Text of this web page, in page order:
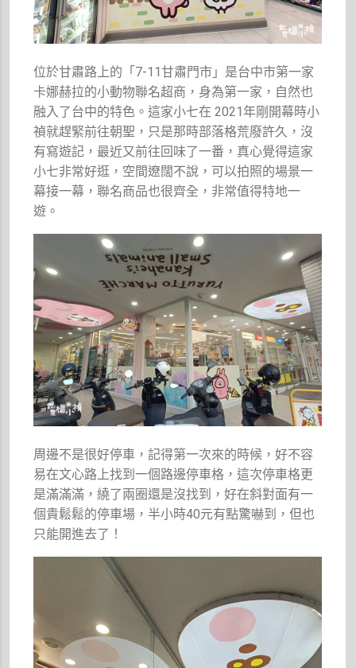
位於甘肅路上的「7-11甘肅門市」是台中市第一家
卡娜赫拉的小動物聯名超商，身為第一家，自然也
融入了台中的特色。這家小七在 2021年剛開幕時小
禎就趕緊前往朝聖，只是那時部落格荒廢許久，沒
有寫遊記，最近又前往回味了一番，真心覺得這家
小七非常好逛，空間遼闊不說，可以拍照的場景一
幕接一幕，聯名商品也很齊全，非常值得特地一
遊。
周邊不是很好停車，記得第一次來的時候，好不容
易在文心路上找到一個路邊停車格，這次停車格更
是滿滿滿，繞了兩圈還是沒找到，好在斜對面有一
個貴鬆鬆的停車場，半小時40元有點驚嚇到，但也
只能開進去了！